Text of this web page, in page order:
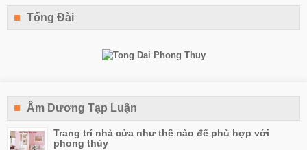
Tổng Đài
Âm Dương Tạp Luận
Trang trí nhà cửa như thế nào để phù hợp với
phong thủy